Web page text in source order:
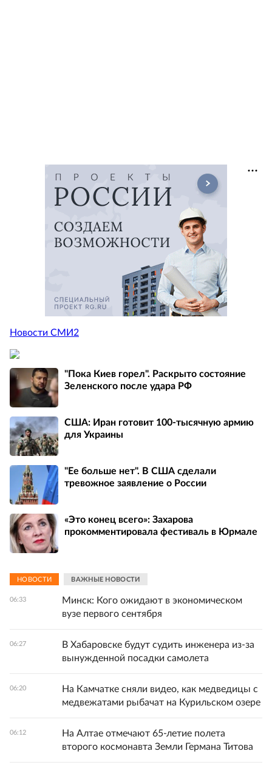
Новости СМИ2
"Пока Киев горел". Раскрыто состояние
Зеленского после удара РФ
США: Иран готовит 100-тысячную армию
для Украины
"Ее больше нет". В США сделали
тревожное заявление о России
«Это конец всего»: Захарова
прокомментировала фестиваль в Юрмале
НОВОСТИ ВАЖНЫЕ НОВОСТИ
06:33
Минск: Кого ожидают в экономическом
вузе первого сентября
06:27
В Хабаровске будут судить инженера из-за
вынужденной посадки самолета
06:20
На Камчатке сняли видео, как медведицы с
медвежатами рыбачат на Курильском озере
06:12
На Алтае отмечают 65-летие полета
второго космонавта Земли Германа Титова